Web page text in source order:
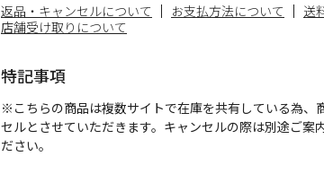
返品・キャンセルについて お支払方法について
送
店舗受け取りについて
特記事項
※こちらの商品は複数サイトで在庫を共有している為、
セルとさせていただきます。キャンセルの際は別途ご案
ださい。